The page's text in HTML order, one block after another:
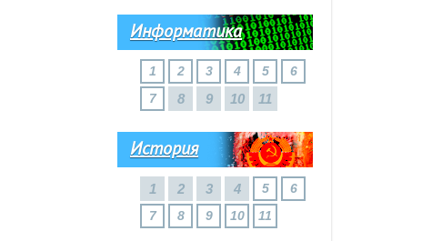
Информатика
1 2 3 4 5
6
7
8 9 10 11
История
1 2 3 4 5
6
7
8 9 10 11